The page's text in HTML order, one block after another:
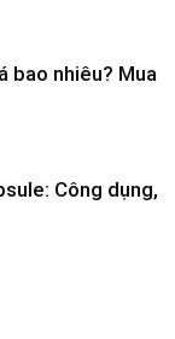
bao nhiêu? Mua
Công dụng,